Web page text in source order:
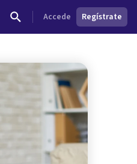
Accede Regístrate